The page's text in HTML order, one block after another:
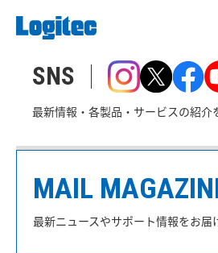
SNS
最新情報・各製品・サービスの紹介
MAIL
最新ニュースやサポート情報をお届